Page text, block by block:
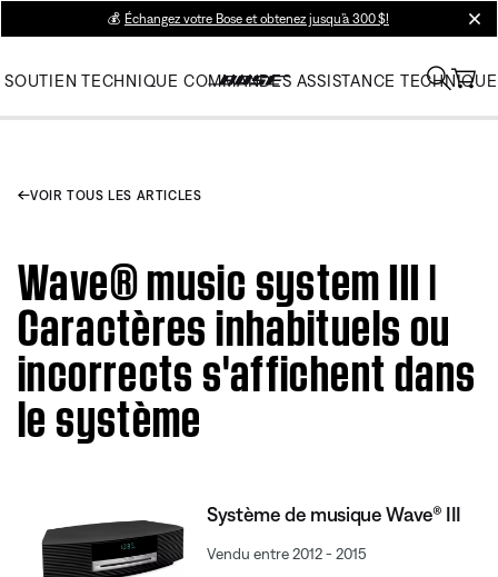
💰 Échangez votre Bose et obtenez jusqu’à 300 $!
SOUTIEN TECHNIQUE COMMANDES ASSISTANCE TECHNIQUE
VOIR TOUS LES ARTICLES
Wave® music system III |
Caractères inhabituels ou
incorrects s'affichent dans
le système
Système de musique Wave® III
Vendu entre 2012 - 2015